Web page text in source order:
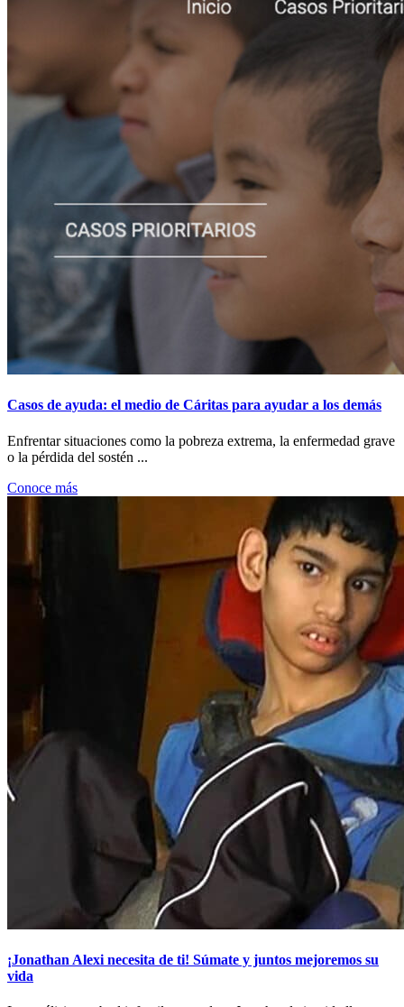
Casos de ayuda: el medio de Cáritas para ayudar a los demás
Enfrentar situaciones como la pobreza extrema, la enfermedad grave
o la pérdida del sostén ...
Conoce más
¡Jonathan Alexi necesita de ti! Súmate y juntos mejoremos su
vida